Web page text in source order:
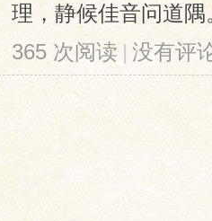
理，静候佳音问道隅
365 次阅读 | 没有评